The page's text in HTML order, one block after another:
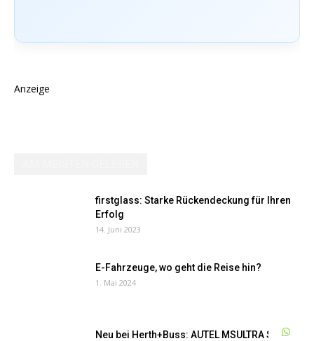
Anzeige
firstglass: Starke Rückendeckung für Ihren
Erfolg
14. Juni 2023
E-Fahrzeuge, wo geht die Reise hin?
1. Mai 2024
Neu bei Herth+Buss: AUTEL MSULTRA S2 –